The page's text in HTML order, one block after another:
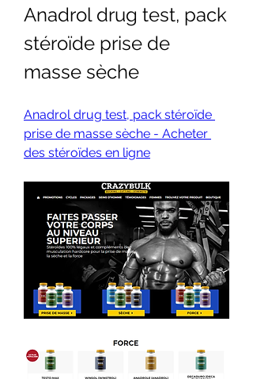
Anadrol drug test, pack
stéroïde prise de
masse sèche
Anadrol drug test, pack stéroïde
prise de masse sèche - Acheter
des stéroïdes en ligne